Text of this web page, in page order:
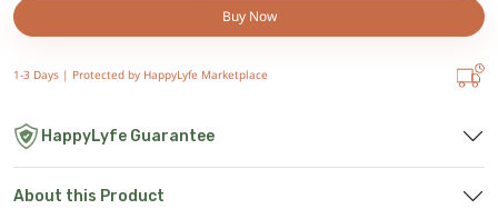
Buy Now
1-3 Days | Protected by HappyLyfe Marketplace
HappyLyfe Guarantee
About this Product